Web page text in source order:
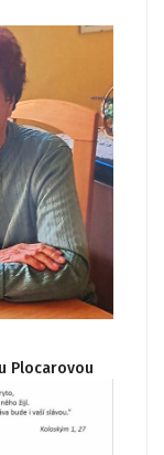
Plocarovou